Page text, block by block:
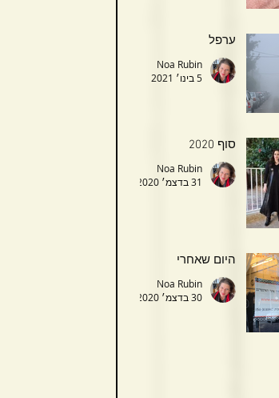
ערפל
Noa Rubin
5 בינו׳ 2021
סוף 2020
Noa Rubin
31 בדצמ׳ 2020
היום שאחרי
Noa Rubin
30 בדצמ׳ 2020